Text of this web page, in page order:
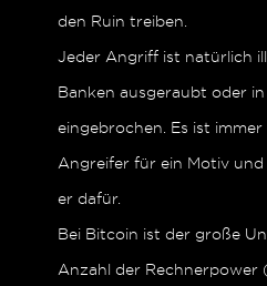
den Ruin treiben.
Jeder Angriff ist natürlich
Banken ausgeraubt oder
eingebrochen. Es ist
Angreifer für ein Motiv
er dafür.
Bei Bitcoin ist der große
Anzahl der Rechnerpower